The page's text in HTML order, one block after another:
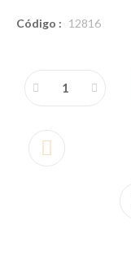
Código : 12816